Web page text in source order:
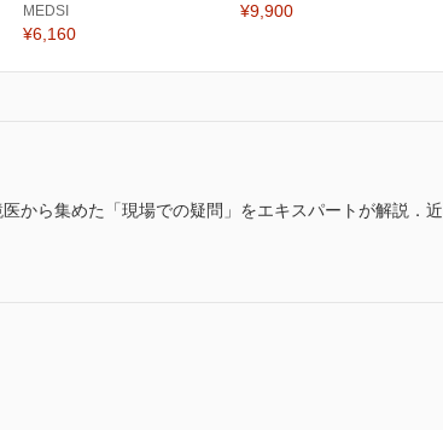
MEDSI
¥6,160
¥9,900
から集めた「現場での疑問」をエキスパートが解説．近